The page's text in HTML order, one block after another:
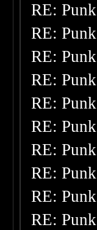
RE: Punk
RE: Punk
RE: Punk
RE: Punk
RE: Punk
RE: Punk
RE: Punk
RE: Punk
RE: Punk
RE: Punk